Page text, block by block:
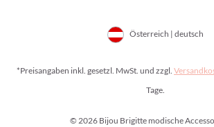
Österreich | deutsch
*Preisangaben inkl. gesetzl. MwSt. und zzgl.
Tage.
© 2026 Bijou Brigitte modische